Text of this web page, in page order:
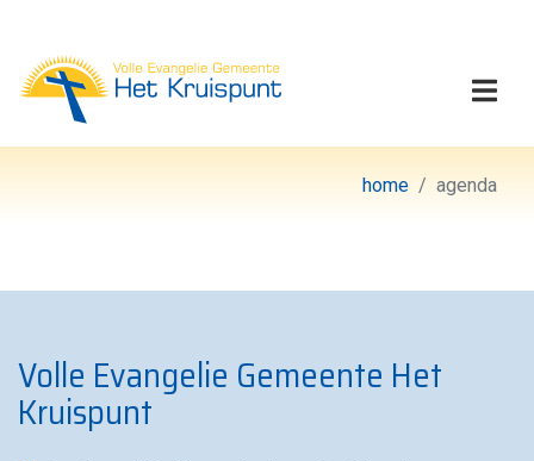
Volle Evangelie
home agenda
Volle Evangelie Gemeente Het
Kruispunt